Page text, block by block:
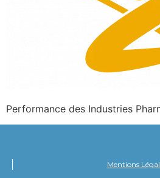
Performance des Industries
Mentions